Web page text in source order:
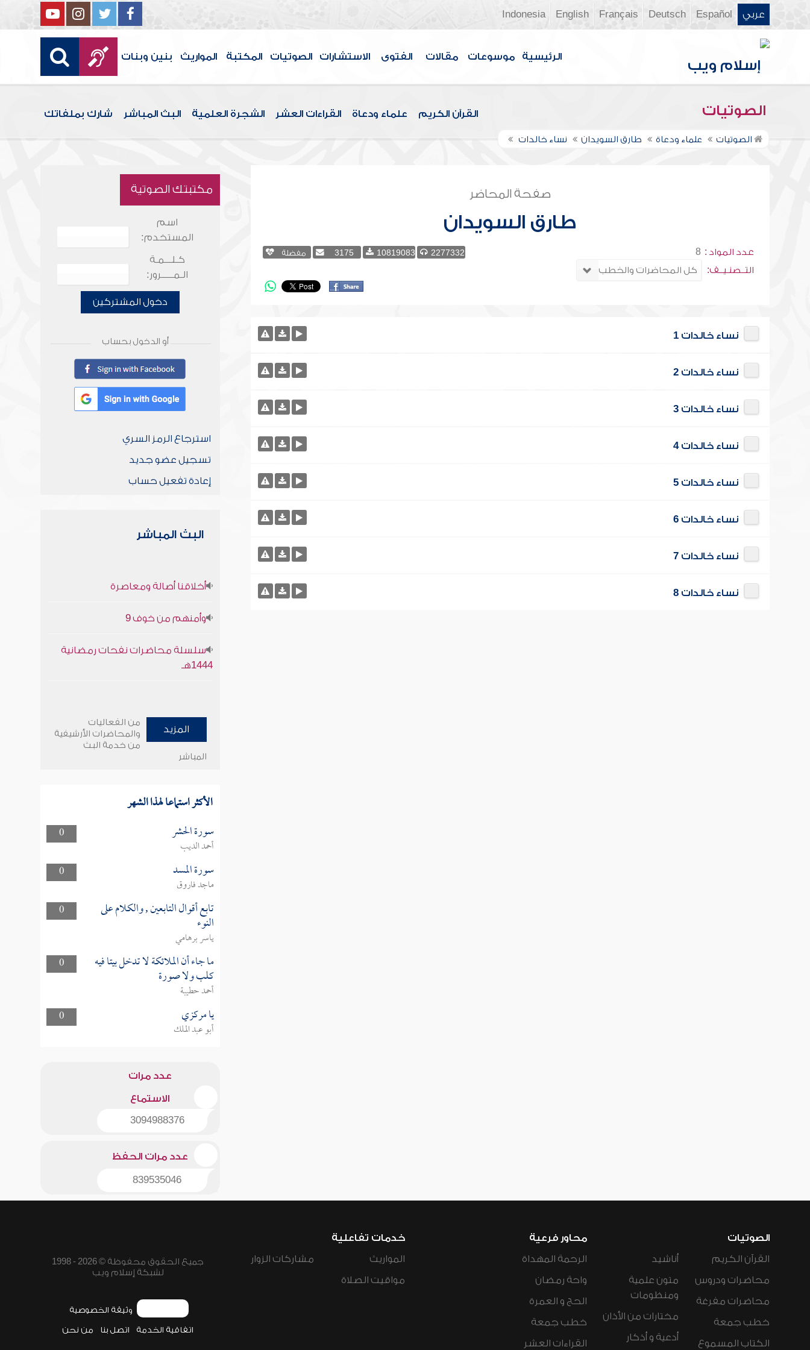
عربي Español
Deutsch
Français
English
Indonesia
الرئيسية موسوعات مقالات الفتوى الاستشارات الصوتيات المكتبة المواريث بنين وبنات
الصوتيات القرآن الكريم علماء ودعاة القراءات العشر الشجرة العلمية البث المباشر شارك بملفاتك
الصوتيات علماء ودعاة طارق السويدان نساء خالدات
صفحة المحاضر
طارق السويدان
عدد المواد : 8
التــصنـيــف:
2277332
10819083
3175 مفضلة
نساء خالدات 1
نساء خالدات 2
نساء خالدات 3
نساء خالدات 4
نساء خالدات 5
نساء خالدات 6
نساء خالدات 7
نساء خالدات 8
مكتبتك الصوتية
اسم
المستخدم:
كـلـــمـة
الـمـــــرور:
دخول المشتركين
أو الدخول بحساب
استرجاع الرمز السري
تسجيل عضو جديد
إعادة تفعيل حساب
البث المباشر
أخلاقنا أصالة ومعاصرة
وأمنهم من خوف 9
سلسلة محاضرات نفحات رمضانية
1444هـ
المزيد
من الفعاليات
والمحاضرات الأرشيفية
من خدمة البث
المباشر
الأكثر استماعا لهذا الشهر
0 سورة الحشر
أحمد الديب
0
سورة المسد
ماجد فاروق
0
تابع أقوال التابعين , والكلام على
النوء
ياسر برهامي
0
ما جاء أن الملائكة لا تدخل بيتا فيه
كلب ولا صورة
أحمد حطيبة
0
يا مركزي
أبو عبد الملك
عدد مرات
الاستماع
3094988376
عدد مرات الحفظ
839535046
الصوتيات
القرآن الكريم
محاضرات ودروس
محاضرات مفرغة
خطب جمعة
الكتاب المسموع
أناشيد
متون علمية
ومنظومات
مختارات من الأذان
أدعية و أذكار
محاور فرعية
الرحمة المهداة
واحة رمضان
الحج و العمرة
خطب جمعة
القراءات العشر
خدمات تفاعلية
المواريث
مواقيت الصلاة
مشاركات الزوار
جميع الحقوق محفوظة © 2026 - 1998
لشبكة إسلام ويب
وثيقة الخصوصية
اتفاقية الخدمة اتصل بنا من نحن